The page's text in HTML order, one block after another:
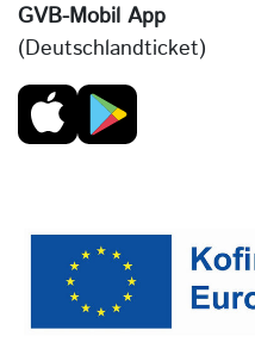
GVB-Mobil App
(Deutschlandticket)